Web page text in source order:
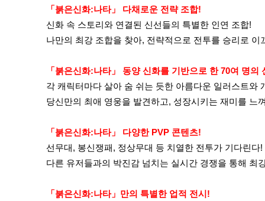
「붉은신화:나타」 다채로운 전략 조합!
신화 속 스토리와 연결된 신선들의 특별한 인연 조합!
나만의 최강 조합을 찾아, 전략적으로 전투를 승리로 이
「붉은신화:나타」 동양 신화를 기반으로 한 70여 명의
각 캐릭터마다 살아 숨 쉬는 듯한 아름다운 일러스트와
당신만의 최애 영웅을 발견하고, 성장시키는 재미를 느
「붉은신화:나타」 다양한 PVP 콘텐츠!
선무대, 봉신쟁패, 정상무대 등 치열한 전투가 기다린다!
다른 유저들과의 박진감 넘치는 실시간 경쟁을 통해 최
「붉은신화:나타」만의 특별한 업적 전시!